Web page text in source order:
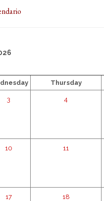
Thursday
3 4
10 11
17 18